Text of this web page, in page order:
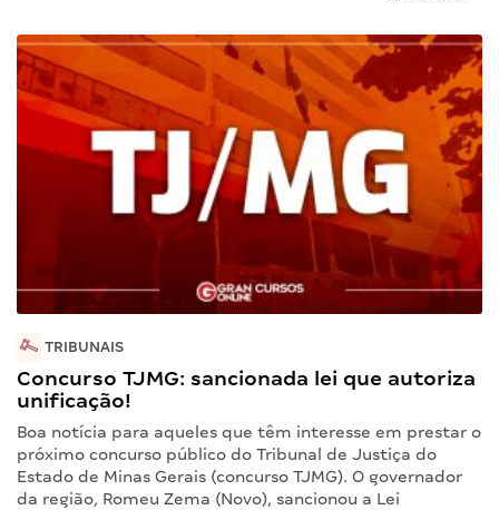
TRIBUNAIS
Concurso TJMG: sancionada lei que autoriza
unificação!
Boa notícia para aqueles que têm interesse em prestar o
próximo concurso público do Tribunal de Justiça do
Estado de Minas Gerais (concurso TJMG). O governador
da região, Romeu Zema (Novo), sancionou a Lei